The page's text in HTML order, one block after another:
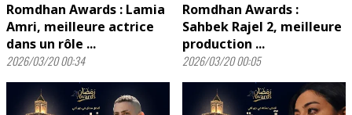
Romdhan Awards : Lamia
Amri, meilleure actrice
dans un rôle ...
2026/03/20 00:34
Romdhan Awards :
Sahbek Rajel 2, meilleure
production ...
2026/03/20 00:05